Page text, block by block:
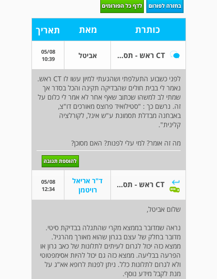
כותרת מאת תאריך
CT ראש - תסמונת איגל? אביטל
05/08
10:39
לפני כשבוע התעלפתי ושהגעתי למיון עשו לו CT ראש.
נאמר לי בבית חולים שהבדיקה תקינה והכל בסדר אך
שמתי לב למשהו שכתוב שאף אחר לא אמר לי כלום על
זה. נרשם כך : "סטילואיד פרוצס מאורכים דו"צ,
באבחנה מבדלת תסמונת ע"ש איגל, לקורלציה
קלינית".
מה זה אומר? למי עלי לפנות? האם מסוכן?
CT ראש - תסמונת איגל?
ד"ר אריאל
רויטמן
05/08
12:34
שלום אביטל,
נראה שמדובר בממצא מקרי שהתגלה בבדיקת סיטי.
מדובר בחלק של עצם בגרון שהוא מאורך מהרגיל.
ממצא כזה יכול לגרום לעיתים לתלונות של כאב גרון או
הפרעה בבליעה. ממצא כזה גם יכול להיות אסימפטוטי
ולא לגרום לתלונות כלל. ניתן לפנות לרופא אא"ג על
מנת לקבל מידע נוסף.